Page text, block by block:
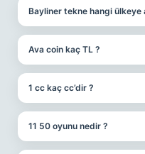
Bayliner tekne hangi ülkeye
Ava coin kaç TL ?
1 cc kaç cc’dir ?
11 50 oyunu nedir ?